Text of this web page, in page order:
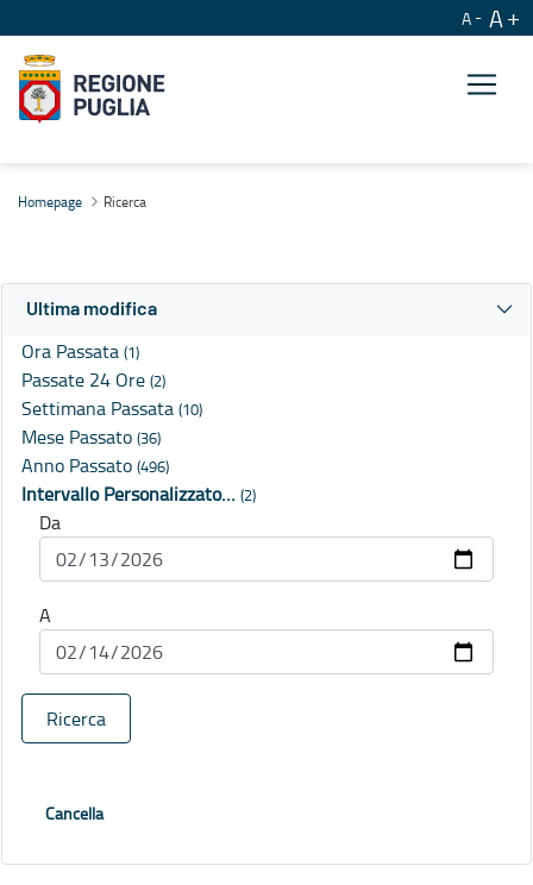
A A
Homepage Ricerca
Ultima modifica
Ora Passata (1)
Passate 24 Ore (2)
Settimana Passata (10)
Mese Passato (36)
Anno Passato (496)
Intervallo Personalizzato… (2)
Da
A
Ricerca
Cancella